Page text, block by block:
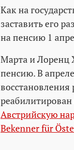
Как на
заставить его
на пенсию 1
Марта и Лоренц
пенсию. В
Австрийскую
Bekenner für